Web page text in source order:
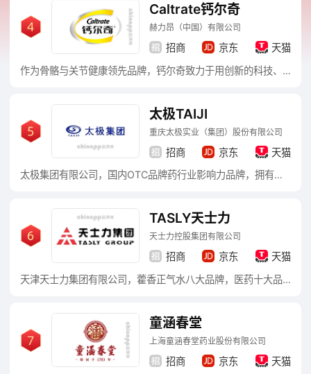
Caltrate钙尔奇
赫力昂（中国）有限公司
招商 京东
天猫
作为骨骼与关节健康领先品牌，钙尔奇致力于用创新的科技、独特的配方，为骨骼、关节与肌肉设计整体的运动解决方案，为人们的行动力尽其所能，让全世界更多的消费者身随心动，提高人们的生活质量!
太极TAIJI
重庆太极实业（集团）股份有限公司
招商 京东
天猫
太极集团有限公司，国内OTC品牌药行业影响力品牌，拥有完整的医药产业链与强大的科研开发能力，旗下拥有藿香正气口服液/急支糖浆/天胶/太罗/补肾益寿胶囊/儿康宁/通天口服液/番茄胶囊/酸格拉斯琼/多西紫杉醇等知名产品。
TASLY天士力
天士力控股集团有限公司
招商 京东
天猫
天津天士力集团有限公司，藿香正气水八大品牌，医药十大品牌，国家保护商标，中药知名品牌，以大健康产业为主线，以生物医药产业为核心，以保健品、功能食品等健康产业以及健康管理与服务业为两翼的高科技跨国企业集团。
童涵春堂
上海童涵春堂药业股份有限公司
招商 京东
天猫